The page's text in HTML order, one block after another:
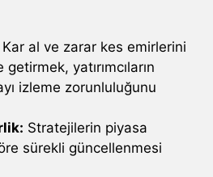
Kar al ve zarar kes emirlerini
yatırımcıların
izleme zorunluluğunu
Stratejilerin piyasa
sürekli güncellenmesi